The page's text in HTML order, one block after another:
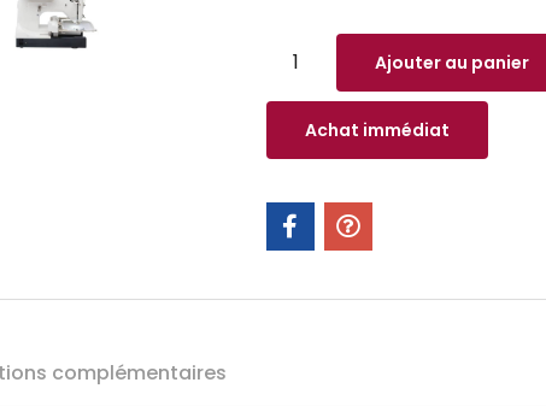
Ajouter au panier
Achat immédiat
complémentaires